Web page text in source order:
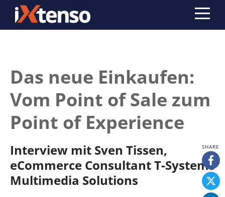
Das neue Einkaufen:
Vom Point of Sale zum
Point of Experience
Interview mit Sven Tissen,
eCommerce Consultant T-Systems
Multimedia Solutions